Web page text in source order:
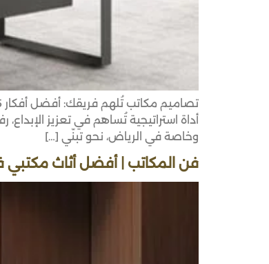
وخاصة في الرياض، نحو تبنّي […]
فن المكاتب | أفضل أثاث